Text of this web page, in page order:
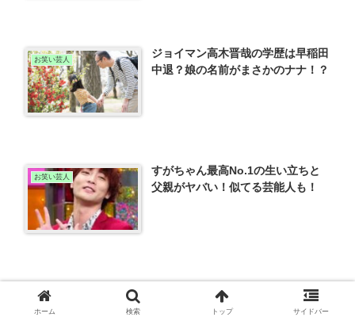
お笑い芸人
ジョイマン高木晋哉の学歴は早稲田
中退？娘の名前がまさかのナナ！？
お笑い芸人
すがちゃん最高No.1の生い立ちと
父親がヤバい！似てる芸能人も！
スポンサーリンク
ホーム 検索 トップ サイドバー